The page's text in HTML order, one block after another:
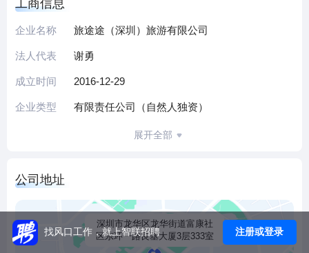
经过多年发展，公司积累了丰富的旅游服务经验，能够根据
客户需求定制个性化出行方案，凭借规范的服务流程与多元
（本介绍由DeepSeek AI智能生成，仅供参考）
工商信息
企业名称 旅途途（深圳）旅游有限公司
法人代表 谢勇
成立时间 2016-12-29
企业类型 有限责任公司（自然人独资）
展开全部
公司地址
深圳市龙华区龙华街道富康社
区东环一路良基大厦3层333室
找风口工作，就上智联招聘 注册或登录